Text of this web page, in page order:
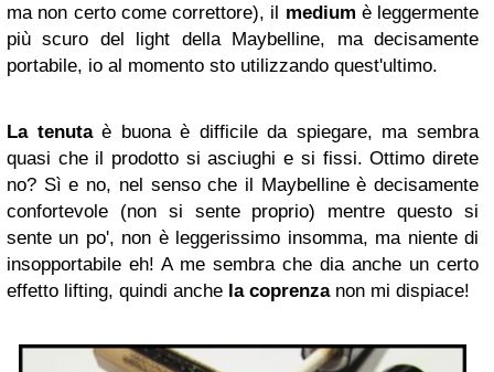
ma non certo come correttore), il medium è leggermente
più scuro del light della Maybelline, ma decisamente
portabile, io al momento sto utilizzando quest'ultimo.
La tenutaè buona è difficile da spiegare, ma sembra
quasi che il prodotto si asciughi e si fissi. Ottimo direte
no? Sì e no, nel senso che il Maybelline è decisamente
confortevole (non si sente proprio) mentre questo si
sente un po', non è leggerissimo insomma, ma niente di
insopportabile eh! A me sembra che dia anche un certo
effetto lifting, quindi anche la coprenzanon mi dispiace!